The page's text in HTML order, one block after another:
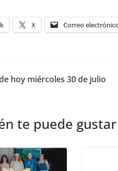
X Correo
hoy miércoles 30 de julio
te puede gustar